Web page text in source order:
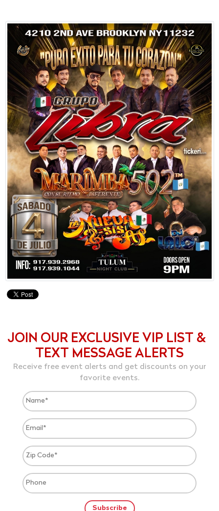
JOIN OUR EXCLUSIVE VIP LIST &
TEXT MESSAGE ALERTS
Receive free event alerts and get discounts on your
favorite events.